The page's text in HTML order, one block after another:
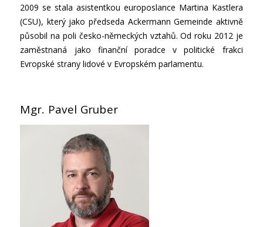
2009 se stala asistentkou europoslance Martina Kastlera
(CSU), který jako předseda Ackermann Gemeinde aktivně
působil na poli česko-německých vztahů. Od roku 2012 je
zaměstnaná jako finanční poradce v politické frakci
Evropské strany lidové v Evropském parlamentu.
Mgr. Pavel Gruber